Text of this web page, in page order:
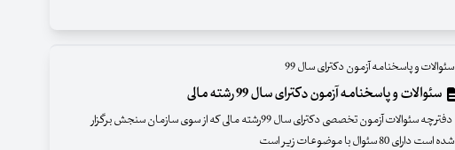
سئوالات و پاسخنامه آزمون دکترای سال 99
سئوالات و پاسخنامه آزمون دکترای سال 99 رشته مالی
دفترچه سئوالات آزمون تخصصی دکترای سال 99رشته مالی که از سوی سازمان سنجش برگزار
شده است دارای 80 سئوال با موضوعات زیر است